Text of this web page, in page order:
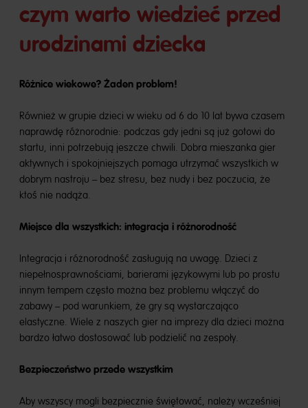
czym warto wiedzieć przed
urodzinami dziecka
Różnice wiekowe? Żaden problem!
Również w grupie dzieci w wieku od 6 do 10 lat bywa czasem
naprawdę różnorodnie: podczas gdy jedni są już gotowi do
startu, inni potrzebują jeszcze chwili. Dobra mieszanka gier
aktywnych i spokojniejszych pomaga utrzymać wszystkich w
dobrym nastroju – bez stresu, bez nudy i bez poczucia, że
ktoś nie nadąża.
Miejsce dla wszystkich: integracja i różnorodność
Integracja i różnorodność zasługują na uwagę. Dzieci z
niepełnosprawnościami, barierami językowymi lub po prostu
innym tempem często można bez problemu włączyć do
zabawy – pod warunkiem, że gry są wystarczająco
elastyczne. Wiele z naszych gier na imprezy dla dzieci można
bardzo łatwo dostosować lub podzielić na zespoły.
Bezpieczeństwo przede wszystkim
Aby wszyscy mogli bezpiecznie świętować, należy wcześniej